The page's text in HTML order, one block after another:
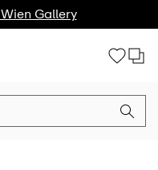
Gallery